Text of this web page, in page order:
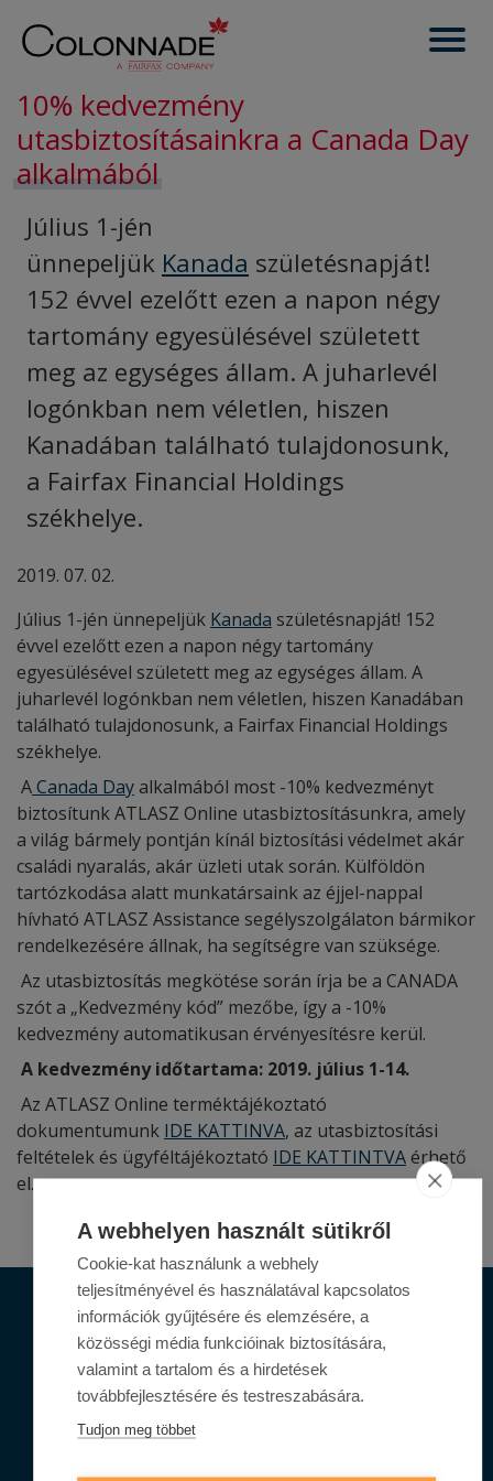
10% kedvezmény
utasbiztosításainkra a Canada Day
alkalmából
Július 1-jén
ünnepeljük Kanada születésnapját!
152 évvel ezelőtt ezen a napon négy
tartomány egyesülésével született
meg az egységes állam. A juharlevél
logónkban nem véletlen, hiszen
Kanadában található tulajdonosunk,
a Fairfax Financial Holdings
székhelye.
2019. 07. 02.
Július 1-jén ünnepeljük Kanada születésnapját! 152
évvel ezelőtt ezen a napon négy tartomány
egyesülésével született meg az egységes állam. A
juharlevél logónkban nem véletlen, hiszen Kanadában
található tulajdonosunk, a Fairfax Financial Holdings
székhelye.
ACanada Dayalkalmából most -10% kedvezményt
biztosítunk ATLASZ Online utasbiztosításunkra, amely
a világ bármely pontján kínál biztosítási védelmet akár
családi nyaralás, akár üzleti utak során. Külföldön
tartózkodása alatt munkatársaink az éjjel-nappal
hívható ATLASZ Assistance segélyszolgálaton bármikor
rendelkezésére állnak, ha segítségre van szüksége.
Az utasbiztosítás megkötése során írja be a CANADA
szót a „Kedvezmény kód” mezőbe, így a -10%
kedvezmény automatikusan érvényesítésre kerül.
A kedvezmény időtartama: 2019. július 1-14.
Az ATLASZ Online terméktájékoztató
dokumentumunk IDE KATTINVA, az utasbiztosítási
feltételek és ügyféltájékoztató IDE KATTINTVAérhető
el.
Termékeink
Lakossági termékek
Vállalati termékek
A webhelyen használt sütikről
Cookie-kat használunk a webhely
teljesítményével és használatával kapcsolatos
információk gyűjtésére és elemzésére, a
közösségi média funkcióinak biztosítására,
valamint a tartalom és a hirdetések
továbbfejlesztésére és testreszabására.
Tudjon meg többet